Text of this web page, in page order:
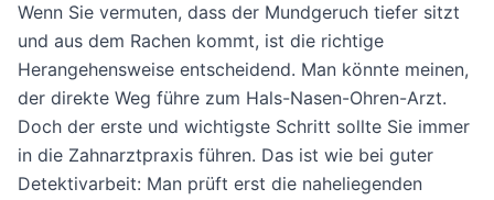
Wenn Sie vermuten, dass der Mundgeruch tiefer sitzt
und aus dem Rachen kommt, ist die richtige
Herangehensweise entscheidend. Man könnte meinen,
der direkte Weg führe zum Hals-Nasen-Ohren-Arzt.
Doch der erste und wichtigste Schritt sollte Sie immer
in die Zahnarztpraxis führen. Das ist wie bei guter
Detektivarbeit: Man prüft erst die naheliegenden